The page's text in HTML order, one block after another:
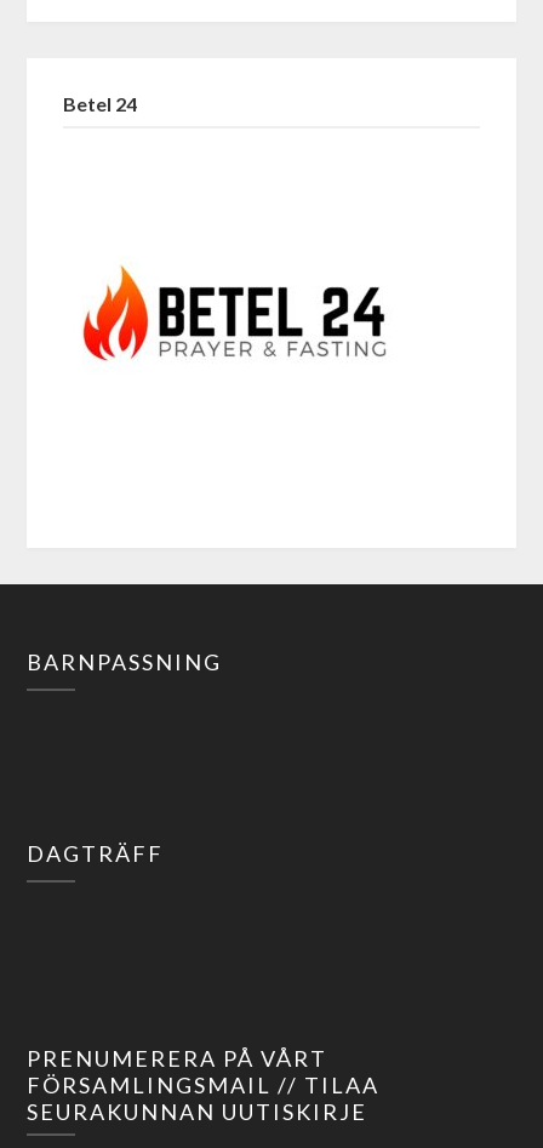
Betel 24
BARNPASSNING
DAGTRÄFF
PRENUMERERA PÅ VÅRT
FÖRSAMLINGSMAIL // TILAA
SEURAKUNNAN UUTISKIRJE